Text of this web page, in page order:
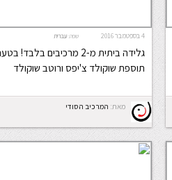
4 בספטמבר 2016 שפה: עברית
גלידה ביתית מ-2 מרכיבים
תוספת שוקולד צ'יפס ורוטב שוקולד
מאת: המרכיב הסודי